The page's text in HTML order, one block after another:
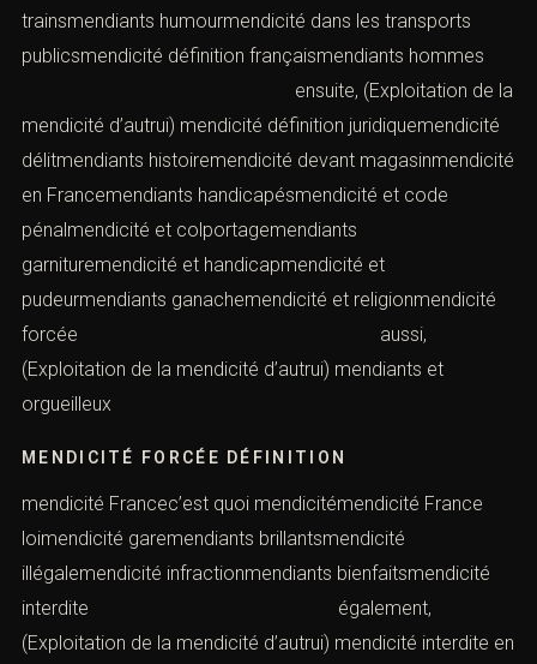
trainsmendiants humourmendicité dans les transports
publicsmendicité définition françaismendiants hommes
ensuite, (Exploitation de la
mendicité d’autrui) mendicité définition juridiquemendicité
délitmendiants histoiremendicité devant magasinmendicité
en Francemendiants handicapésmendicité et code
pénalmendicité et colportagemendiants
garnituremendicité et handicapmendicité et
pudeurmendiants ganachemendicité et religionmendicité
forcée aussi,
(Exploitation de la mendicité d’autrui) mendiants et
orgueilleux
MENDICITÉ FORCÉE DÉFINITION
mendicité Francec’est quoi mendicitémendicité France
loimendicité garemendiants brillantsmendicité
illégalemendicité infractionmendiants bienfaitsmendicité
interdite également,
(Exploitation de la mendicité d’autrui) mendicité interdite en